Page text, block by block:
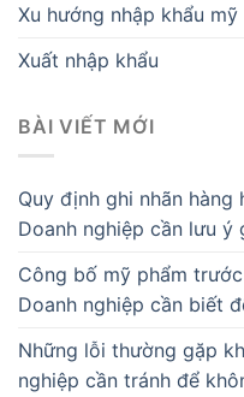
Xu hướng nhập khẩu mỹ
Xuất nhập khẩu
BÀI VIẾT MỚI
Quy định ghi nhãn hàng
Doanh nghiệp cần lưu ý
Công bố mỹ phẩm
Doanh nghiệp cần biết
Những lỗi thường gặp
nghiệp cần tránh để